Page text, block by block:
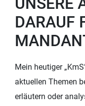
DARAUF
Mein heutiger
aktuellen Themen
erläutern oder